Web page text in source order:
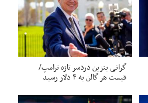
گرانی بنزین دردسر تازه ترامپ/
قیمت هر گالن به ۴ دلار رسید